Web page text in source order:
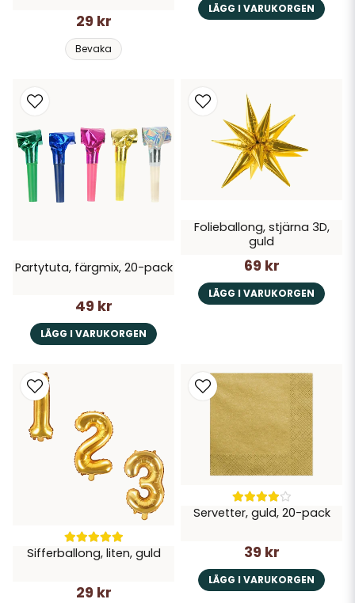
29 kr
Bevaka
LÄGG I VARUKORGEN
Partytuta, färgmix, 20-pack
49 kr
LÄGG I VARUKORGEN
Folieballong, stjärna 3D,
guld
69 kr
LÄGG I VARUKORGEN
Sifferballong, liten, guld
29 kr
Servetter, guld, 20-pack
39 kr
LÄGG I VARUKORGEN